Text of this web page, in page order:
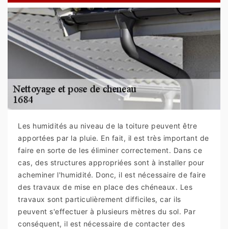
Les humidités au niveau de la toiture peuvent être
apportées par la pluie. En fait, il est très important de
faire en sorte de les éliminer correctement. Dans ce
cas, des structures appropriées sont à installer pour
acheminer l'humidité. Donc, il est nécessaire de faire
des travaux de mise en place des chéneaux. Les
travaux sont particulièrement difficiles, car ils
peuvent s'effectuer à plusieurs mètres du sol. Par
conséquent, il est nécessaire de contacter des